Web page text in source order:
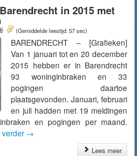
in 2015 met
(Gemiddelde leestijd: 57 sec)
BARENDRECHT – [Grafieken]
Van 1 januari tot en 20 december
2015 hebben er in Barendrecht
93 woninginbraken en 33
pogingen daartoe
plaatsgevonden. Januari, februari
en juli hadden met 19 meldingen
en pogingen per maand.
verder →
Lees meer